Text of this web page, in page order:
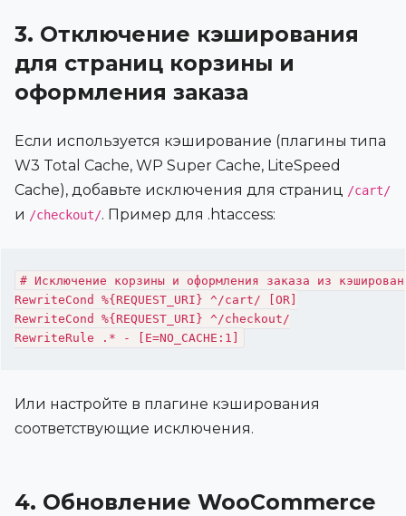
3. Отключение кэширования
для страниц корзины и
оформления заказа
Если используется кэширование (плагины типа
W3 Total Cache, WP Super Cache, LiteSpeed
Cache), добавьте исключения для страниц /cart/
и /checkout/. Пример для .htaccess:
# Исключение корзины и оформления заказа из
RewriteCond %{REQUEST_URI} ^/cart/ [OR]
RewriteCond %{REQUEST_URI} ^/checkout/
Или настройте в плагине кэширования
соответствующие исключения.
4. Обновление WooCommerce